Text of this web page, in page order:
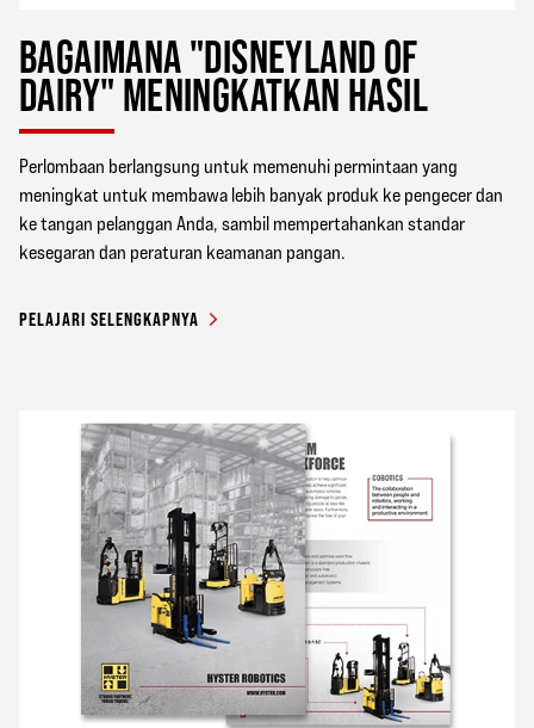
BAGAIMANA "DISNEYLAND OF
DAIRY" MENINGKATKAN HASIL
Perlombaan berlangsung untuk memenuhi permintaan yang
meningkat untuk membawa lebih banyak produk ke pengecer dan
ke tangan pelanggan Anda, sambil mempertahankan standar
kesegaran dan peraturan keamanan pangan.
PELAJARI SELENGKAPNYA